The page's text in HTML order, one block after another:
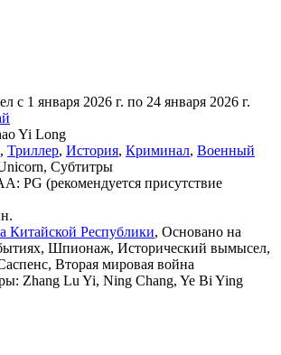
с 1 января 2026 г. по 24 января 2026 г.
Yi Long
, Триллер, История, Криминал, Военный
Субтитры
PG (рекомендуется присутствие
Китайской Республики, Основано на
Шпионаж, Исторический вымысел,
Вторая мировая война
Zhang Lu Yi, Ning Chang, Ye Bi Ying